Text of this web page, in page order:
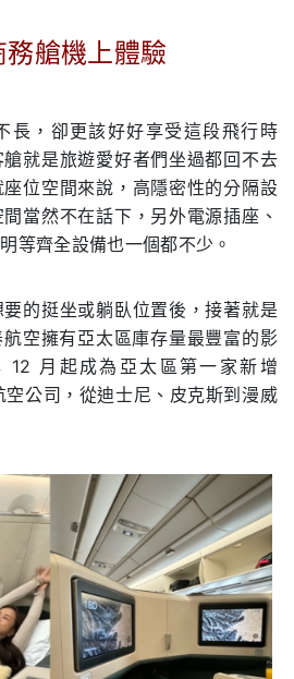
艙機上體驗
⻑，卻更該好好享受這段⾶⾏時
就是旅遊愛好者們坐過都回不去
位空間來說，⾼隱密性的分隔設
當然不在話下，另外電源插座、
等⿑全設備也⼀個都不少。
的挺坐或躺臥位置後，接著就是
空擁有亞太區庫存量最豐富的影
⽉起成為亞太區第⼀家新增
公司，從迪⼠尼、⽪克斯到漫威